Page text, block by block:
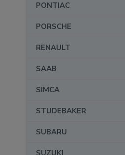
PONTIAC
PORSCHE
RENAULT
SAAB
SIMCA
STUDEBAKER
SUBARU
SUZUKI